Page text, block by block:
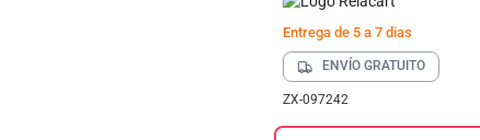
Entrega de 5 a 7 dias
ENVÍO GRATUITO
ZX-097242